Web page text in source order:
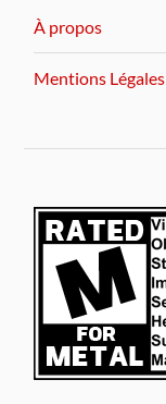
À propos
Mentions Légales